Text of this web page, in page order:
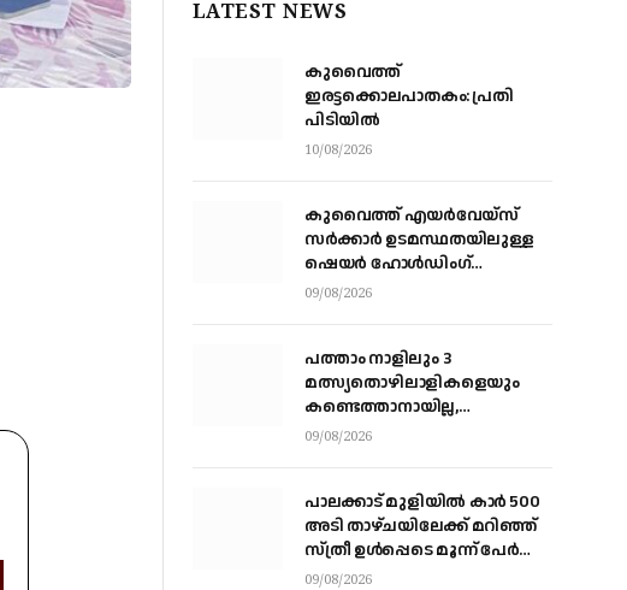
LATEST NEWS
കുവൈത്ത്
ഇരട്ടക്കൊലപാതകം: പ്രതി
പിടിയിൽ
10/08/2026
കുവൈത്ത് എയര്‍വേയ്‌സ്
സര്‍ക്കാര്‍ ഉടമസ്ഥതയിലുള്ള
ഷെയര്‍ ഹോള്‍ഡിംഗ്
കമ്പനിയായി മാറി
09/08/2026
പത്താം നാളിലും 3
മത്സ്യതൊഴിലാളികളെയും
കണ്ടെത്താനായില്ല,
നാവികസേനയെത്തിയിട്ടും
09/08/2026
പാലക്കാട് മുളിയിൽ കാർ 500
അടി താഴ്ചയിലേക്ക് മറിഞ്ഞ്
സ്ത്രീ ഉൾപ്പെടെ മൂന്ന് പേർ
മരിച്ചു
09/08/2026